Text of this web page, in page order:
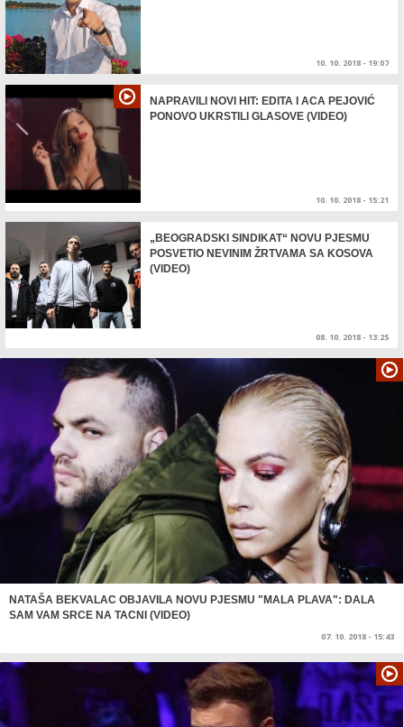
10. 10. 2018 - 19:07
NAPRAVILI NOVI HIT: EDITA I ACA PEJOVIĆ
PONOVO UKRSTILI GLASOVE (VIDEO)
10. 10. 2018 - 15:21
„BEOGRADSKI SINDIKAT“ NOVU PJESMU
POSVETIO NEVINIM ŽRTVAMA SA KOSOVA
(VIDEO)
08. 10. 2018 - 13:25
NATAŠA BEKVALAC OBJAVILA NOVU PJESMU "MALA PLAVA": DALA
SAM VAM SRCE NA TACNI (VIDEO)
07. 10. 2018 - 15:43